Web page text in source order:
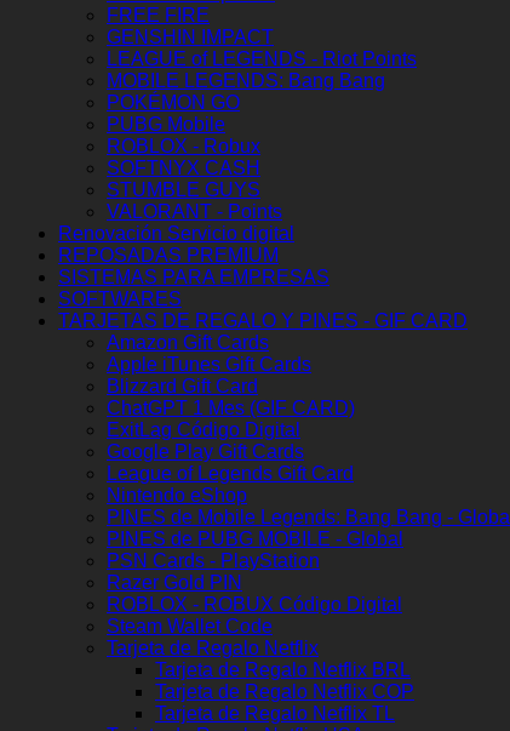
FREE FIRE
GENSHIN IMPACT
LEAGUE of LEGENDS - Riot Points
MOBILE LEGENDS: Bang Bang
POKÉMON GO
PUBG Mobile
ROBLOX - Robux
SOFTNYX CASH
STUMBLE GUYS
VALORANT - Points
Renovación Servicio digital
REPOSADAS PREMIUM
SISTEMAS PARA EMPRESAS
SOFTWARES
TARJETAS DE REGALO Y PINES - GIF CARD
Amazon Gift Cards
Apple iTunes Gift Cards
Blizzard Gift Card
ChatGPT 1 Mes (GIF CARD)
ExitLag Código Digital
Google Play Gift Cards
League of Legends Gift Card
Nintendo eShop
PINES de Mobile Legends: Bang Bang - Global
PINES de PUBG MOBILE - Global
PSN Cards - PlayStation
Razer Gold PIN
ROBLOX - ROBUX Código Digital
Steam Wallet Code
Tarjeta de Regalo Netflix
Tarjeta de Regalo Netflix BRL
Tarjeta de Regalo Netflix COP
Tarjeta de Regalo Netflix TL